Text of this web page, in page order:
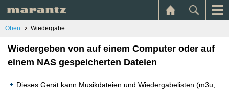
Oben Wiedergabe
Wiedergeben von auf einem Computer oder auf
einem NAS gespeicherten Dateien
Dieses Gerät kann Musikdateien und Wiedergabelisten (m3u,